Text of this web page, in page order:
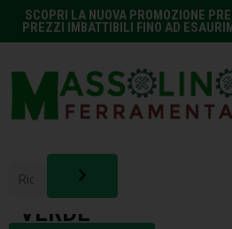
SCOPRI LA NUOVA PROMOZIONE
PREZZI IMBATTIBILI FINO AD
STIVALI PVC
VERDE